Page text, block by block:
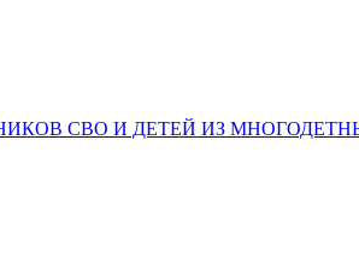
СВО И ДЕТЕЙ ИЗ